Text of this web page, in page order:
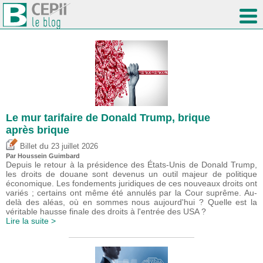
Le mur tarifaire de Donald Trump, brique
après brique
Billet du 23 juillet 2026
Par Houssein Guimbard
Depuis le retour à la présidence des États-Unis de Donald Trump,
les droits de douane sont devenus un outil majeur de politique
économique. Les fondements juridiques de ces nouveaux droits ont
variés ; certains ont même été annulés par la Cour suprême. Au-
delà des aléas, où en sommes nous aujourd'hui ? Quelle est la
véritable hausse finale des droits à l'entrée des USA ?
Lire la suite >